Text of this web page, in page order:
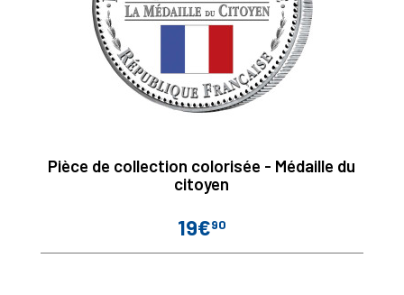
Pièce de collection colorisée - Médaille du
citoyen
Prix
19€90